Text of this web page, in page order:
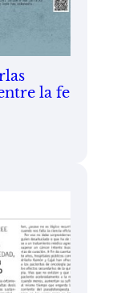
la fe